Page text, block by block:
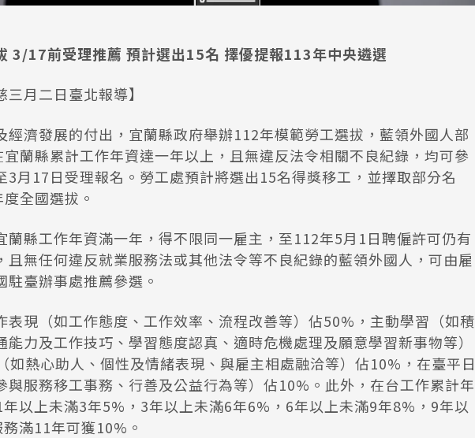
3/17前受理推薦 預計選出15名 擇優提報113年中央遴選
月二日臺北報導】
經濟發展的付出，宜蘭縣政府舉辦112年模範勞工選拔，藍領外國人部
蘭縣累計工作年資達一年以上，且無違反法令相關不良紀錄，均可參
3月17日受理報名。勞工處預計將選出15名得獎移工，並擇取部分名
全國選拔。
蘭縣工作年資滿一年，得不限同一雇主，至112年5月1日聘僱許可仍有
且無任何違反就業服務法或其他法令等不良紀錄的藍領外國人，可由雇
臺辦事處推薦參選。
表現（如工作態度、工作效率、流程改善等）佔50%，主動學習（如積
力及工作技巧、學習態度認真、適時危機處理及願意學習新事物等）
如熱心助人、個性及情緒表現、與雇主相處融洽等）佔10%，在臺平日
與服務移工事務、行善及公益行為等）佔10%。此外，在台工作累計年
以上未滿3年5%，3年以上未滿6年6%，6年以上未滿9年8%，9年以
滿11年可獲10%。